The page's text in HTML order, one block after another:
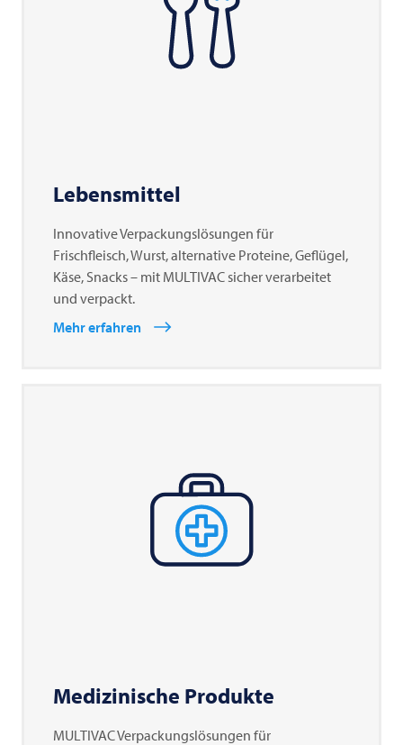
Lebensmittel
Innovative Verpackungslösungen für
Frischfleisch, Wurst, alternative Proteine, Geflügel,
Käse, Snacks – mit MULTIVAC sicher verarbeitet
und verpackt.
Mehr erfahren
Medizinische Produkte
MULTIVAC Verpackungslösungen für